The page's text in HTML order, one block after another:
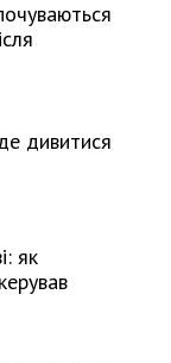
дивитися
як